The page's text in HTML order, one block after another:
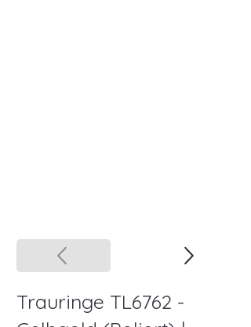
Trauringe TL6762 -